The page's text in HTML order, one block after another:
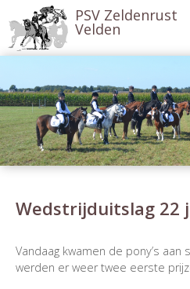
PSV Zeldenrust
Velden
Ga
naar
de
inhoud
Wedstrijduitslag 22
Vandaag kwamen de pony’s aan
werden er weer twee eerste
Berichtnavigatie